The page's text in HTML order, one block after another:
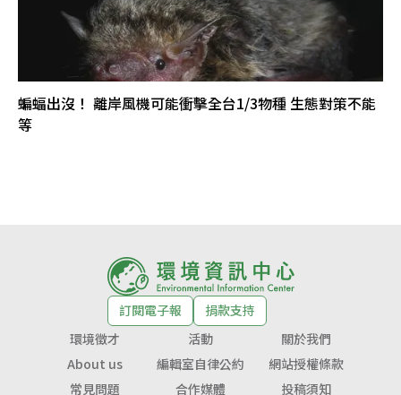
蝙蝠出沒！ 離岸風機可能衝擊全台1/3物種 生態對策不能
等
訂閱電子報
捐款支持
環境徵才
活動
關於我們
About us
編輯室自律公約
網站授權條款
常見問題
合作媒體 投稿須知